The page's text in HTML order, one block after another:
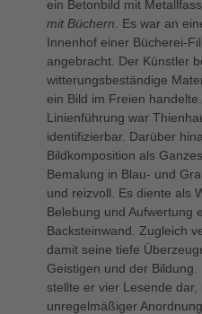
ein Betonbild mit
mit Büchern . Es war an
Innenhof einer Bücherei-
angebracht. Der Künstler
witterungsbeständige
ein Bild im Freien
Linienführung war
identifizierbar. Darüber
Bildkomposition als
Bemalung in Blau- und
und reizvoll. Es diente als
Belebung und Aufwertung
Backsteinwand. Zugleich
damit seine tiefe
Geistigen und der
stellte er vier Lesende dar,
unregelmäßiger